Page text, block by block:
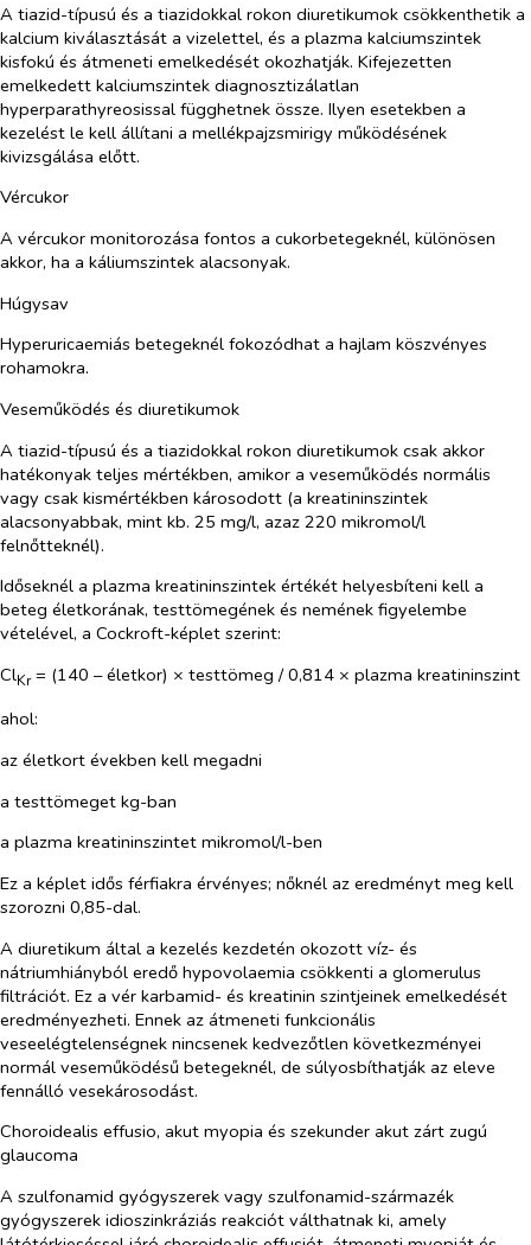
A tiazid-típusú és a tiazidokkal rokon diuretikumok csökkenthetik a
kalcium kiválasztását a vizelettel, és a plazma kalciumszintek
kisfokú és átmeneti emelkedését okozhatják. Kifejezetten
emelkedett kalciumszintek diagnosztizálatlan
hyperparathyreosissal függhetnek össze. Ilyen esetekben a
kezelést le kell állítani a mellékpajzsmirigy működésének
kivizsgálása előtt.
Vércukor
A vércukor monitorozása fontos a cukorbetegeknél, különösen
akkor, ha a káliumszintek alacsonyak.
Húgysav
Hyperuricaemiás betegeknél fokozódhat a hajlam köszvényes
rohamokra.
Veseműködés és diuretikumok
A tiazid-típusú és a tiazidokkal rokon diuretikumok csak akkor
hatékonyak teljes mértékben, amikor a veseműködés normális
vagy csak kismértékben károsodott (a kreatininszintek
alacsonyabbak, mint kb. 25 mg/l, azaz 220 mikromol/l
felnőtteknél).
Időseknél a plazma kreatininszintek értékét helyesbíteni kell a
beteg életkorának, testtömegének és nemének figyelembe
vételével, a Cockroft-képlet szerint:
ClKr= (140 – életkor) × testtömeg / 0,814 × plazma kreatininszint
ahol:
az életkort években kell megadni
a testtömeget kg-ban
a plazma kreatininszintet mikromol/l-ben
Ez a képlet idős férfiakra érvényes; nőknél az eredményt meg kell
szorozni 0,85-dal.
A diuretikum által a kezelés kezdetén okozott víz- és
nátriumhiányból eredő hypovolaemia csökkenti a glomerulus
filtrációt. Ez a vér karbamid- és kreatinin szintjeinek emelkedését
eredményezheti. Ennek az átmeneti funkcionális
veseelégtelenségnek nincsenek kedvezőtlen következményei
normál veseműködésű betegeknél, de súlyosbíthatják az eleve
fennálló vesekárosodást.
Choroidealis effusio, akut myopia és szekunder akut zárt zugú
glaucoma
A szulfonamid gyógyszerek vagy szulfonamid-származék
gyógyszerek idioszinkráziás reakciót válthatnak ki, amely